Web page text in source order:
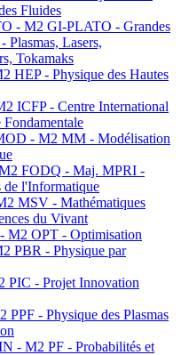
Fluides
- M2 GI-PLATO - Grandes
Plasmas, Lasers,
Tokamaks
HEP - Physique des Hautes
ICFP - Centre International
Fondamentale
- M2 MM - Modélisation
FODQ - Maj. MPRI -
de l'Informatique
MSV - Mathématiques
du Vivant
M2 OPT - Optimisation
PBR - Physique par
PIC - Projet Innovation
PPF - Physique des Plasmas
- M2 PF - Probabilités et